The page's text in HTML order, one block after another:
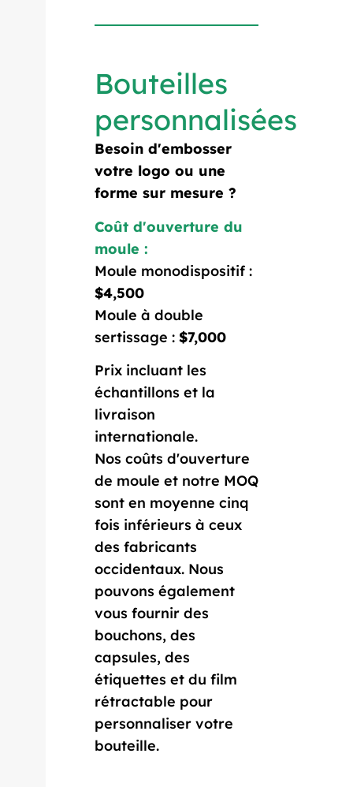
Bouteilles
personnalisées
Besoin d'embosser
votre logo ou une
forme sur mesure ?
Coût d'ouverture du
moule :
Moule monodispositif :
$4,500
Moule à double
sertissage : $7,000
Prix incluant les
échantillons et la
livraison
internationale.
Nos coûts d'ouverture
de moule et notre MOQ
sont en moyenne cinq
fois inférieurs à ceux
des fabricants
occidentaux. Nous
pouvons également
vous fournir des
bouchons, des
capsules, des
étiquettes et du film
rétractable pour
personnaliser votre
bouteille.